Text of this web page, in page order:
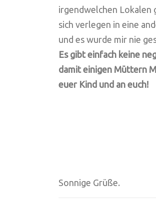
irgendwelchen Lokalen
sich verlegen in eine
und es wurde mir nie
Es gibt einfach keine
damit einigen Müttern
euer Kind und an euch!
Sonnige Grüße.